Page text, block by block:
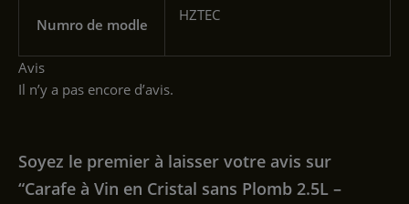
Numro de modle
‎HZTEC
Avis
Il n’y a pas encore d’avis.
Soyez le premier à laisser votre avis sur
“Carafe à Vin en Cristal sans Plomb 2.5L –